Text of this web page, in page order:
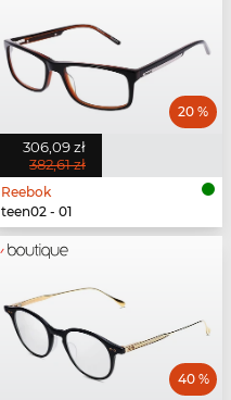
306,09 zł
382,61 zł
20 %
Reebok
teen02 - 01
40 %